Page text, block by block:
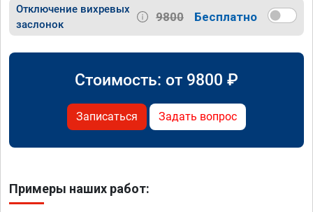
Отключение вихревых
заслонок
9800 Бесплатно
Стоимость: от 9800 ₽
Записаться Задать вопрос
Примеры наших работ: